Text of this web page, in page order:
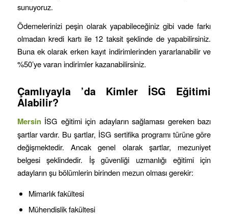
sunuyoruz.
Ödemelerinizi peşin olarak yapabileceğiniz gibi vade farkı
olmadan kredi kartı ile 12 taksit şeklinde de yapabilirsiniz.
Buna ek olarak erken kayıt indirimlerinden yararlanabilir ve
%50’ye varan indirimler kazanabilirsiniz.
Çamlıyayla ’da Kimler İSG Eğitimi
Alabilir?
Mersin İSG eğitimi için adayların sağlaması gereken bazı
şartlar vardır. Bu şartlar, İSG sertifika programı türüne göre
değişmektedir. Ancak genel olarak şartlar, mezuniyet
belgesi şeklindedir. İş güvenliği uzmanlığı eğitimi için
adayların şu bölümlerin birinden mezun olması gerekir:
Mimarlık fakültesi
Mühendislik fakültesi